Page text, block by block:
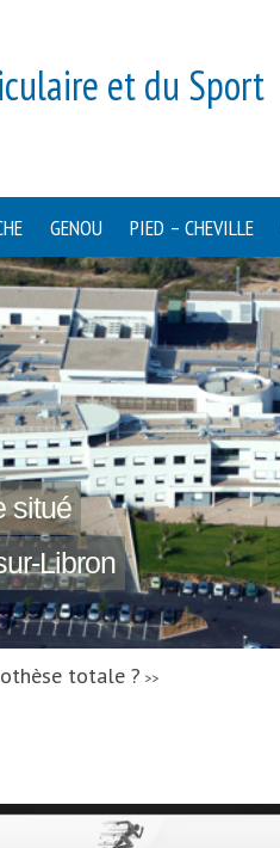
et du Sport
GENOU PIED – CHEVILLE
situé
Libron
totale ? >>